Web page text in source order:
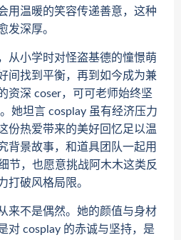
用温暖的笑容传递善意，这种
发深厚。
小学时对怪盗基德的憧憬萌
间找到平衡，再到如今成为兼
资深 coser，可可老师始终坚
她坦言 cosplay 虽有经济压力
份热爱带来的美好回忆足以温
背景故事，和道具团队一起用
节，也愿意挑战阿木木这类反
打破风格局限。
不是偶然。她的颜值与身材
对 cosplay 的赤诚与坚持，是